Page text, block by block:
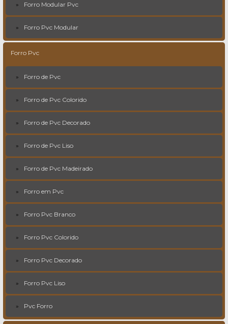
Forro Modular Pvc
Forro Pvc Modular
Forro Pvc
Forro de Pvc
Forro de Pvc Colorido
Forro de Pvc Decorado
Forro de Pvc Liso
Forro de Pvc Madeirado
Forro em Pvc
Forro Pvc Branco
Forro Pvc Colorido
Forro Pvc Decorado
Forro Pvc Liso
Pvc Forro